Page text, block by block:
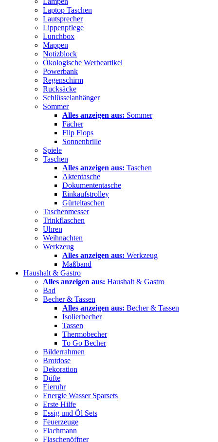
Laptop Taschen
Lautsprecher
Lippenpflege
Lunchbox
Mappen
Notizblock
Ökologische Werbeartikel
Powerbank
Regenschirm
Rucksäcke
Schlüsselanhänger
Sommer
Alles anzeigen aus: Sommer
Fächer
Flip Flops
Sonnenbrille
Spiele
Taschen
Alles anzeigen aus: Taschen
Aktentasche
Dokumententasche
Einkaufstrolley
Gürteltaschen
Taschenmesser
Trinkflaschen
Uhren
Weihnachten
Werkzeug
Alles anzeigen aus: Werkzeug
Maßband
Haushalt & Gastro
Alles anzeigen aus: Haushalt & Gastro
Bad
Becher & Tassen
Alles anzeigen aus: Becher & Tassen
Isolierbecher
Tassen
Thermobecher
To Go Becher
Bilderrahmen
Brotdose
Dekoration
Düfte
Eieruhr
Energie Wasser Sparsets
Erste Hilfe
Essig und Öl Sets
Feuerzeuge
Flachmann
Flaschenöffner